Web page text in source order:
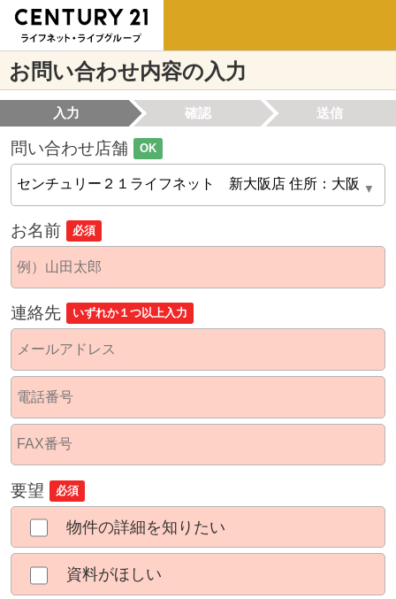
お問い合わせ内容の入力
入力 確認 送信
問い合わせ店舗 OK
お名前 必須
連絡先 いずれか１つ以上入力
要望 必須
物件の詳細を知りたい
資料がほしい